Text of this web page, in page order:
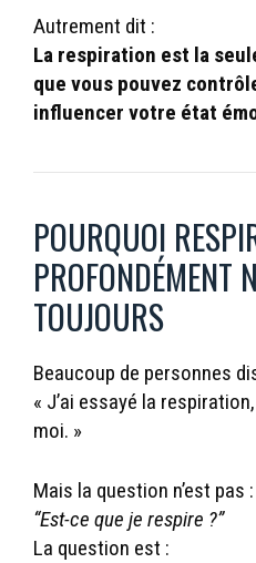
Autrement dit :
La respiration est la
que vous pouvez
influencer votre état
POURQUOI
PROFONDÉMENT
TOUJOURS
Beaucoup de personnes
« J’ai essayé la
moi. »
Mais la question n’est pas :
“Est-ce que je respire ?”
La question est :